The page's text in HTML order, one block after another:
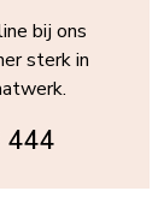
bij ons
sterk in
444